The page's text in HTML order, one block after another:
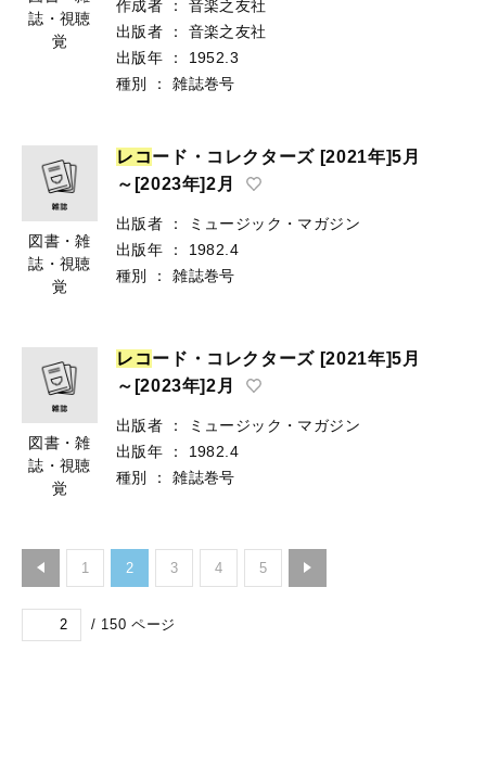
誌・視聴
覚
作成者 ：
音楽之友社
出版者
：
音楽之友社
出版年
：
1952.3
種別
： 雑誌巻号
図書・雑
誌・視聴
覚
レ コード・コレクターズ [2021年]5月
～[2023年]2月
出版者 ：
ミュージック・マガジン
出版年
：
1982.4
種別
： 雑誌巻号
図書・雑
誌・視聴
覚
レ コード・コレクターズ [2021年]5月
～[2023年]2月
出版者 ：
ミュージック・マガジン
出版年
：
1982.4
種別
： 雑誌巻号
1 2 3 4 5
/ 150 ページ